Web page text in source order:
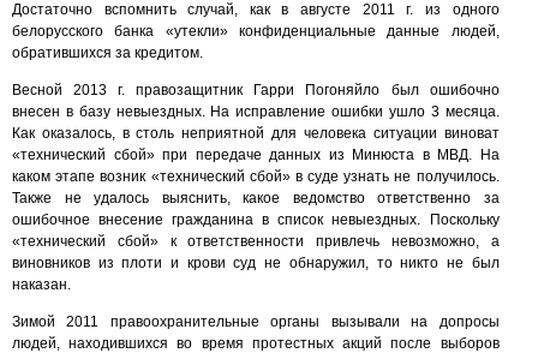
Достаточно вспомнить случай, как в августе 2011 г. из одного
белорусского банка «утекли» конфиденциальные данные людей,
обратившихся за кредитом.
Весной 2013 г. правозащитник Гарри Погоняйло был ошибочно
внесен в базу невыездных. На исправление ошибки ушло 3 месяца.
Как оказалось, в столь неприятной для человека ситуации виноват
«технический сбой» при передаче данных из Минюста в МВД. На
каком этапе возник «технический сбой» в суде узнать не получилось.
Также не удалось выяснить, какое ведомство ответственно за
ошибочное внесение гражданина в список невыездных. Поскольку
«технический сбой» к ответственности привлечь невозможно, а
виновников из плоти и крови суд не обнаружил, то никто не был
наказан.
Зимой 2011 правоохранительные органы вызывали на допросы
людей, находившихся во время протестных акций после выборов